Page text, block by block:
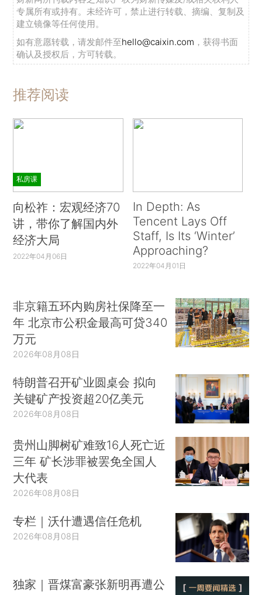
专属所有或持有。未经许可，禁止进行转载、摘编、复制及
建立镜像等任何使用。
如有意愿转载，请发邮件至hello@caixin.com ，获得书面
确认及授权后，方可转载。
推荐阅读
私房课
向松祚：宏观经济70
讲，带你了解国内外
经济大局
2022年04月06日
In Depth: As
Tencent Lays Off
Staff, Is Its ‘Winter’
Approaching?
2022年04月01日
非京籍五环内购房社保降至一
年 北京市公积金最高可贷340
万元
2026年08月08日
特朗普召开矿业圆桌会 拟向
关键矿产投资超20亿美元
2026年08月08日
贵州山脚树矿难致16人死亡近
三年 矿长涉罪被罢免全国人
大代表
2026年08月08日
专栏｜沃什遭遇信任危机
2026年08月08日
独家｜晋煤富豪张新明再遭公